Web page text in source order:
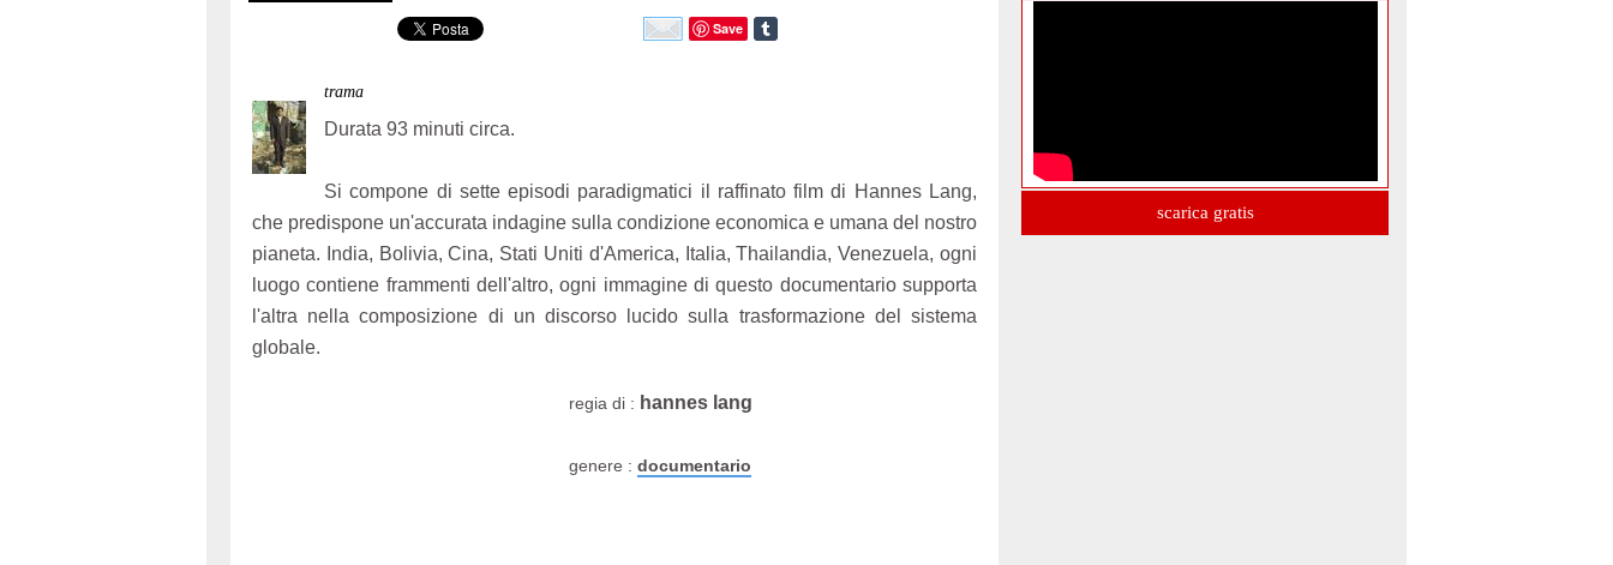
Save
trama
Durata 93 minuti circa.
Si compone di sette episodi paradigmatici il raffinato film di Hannes Lang,
che predispone un'accurata indagine sulla condizione economica e umana del nostro
pianeta. India, Bolivia, Cina, Stati Uniti d'America, Italia, Thailandia, Venezuela, ogni
luogo contiene frammenti dell'altro, ogni immagine di questo documentario supporta
l'altra nella composizione di un discorso lucido sulla trasformazione del sistema
globale.
regia di : hannes lang
genere : documentario
scarica gratis